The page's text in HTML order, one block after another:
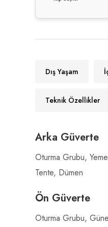
Dış Yaşam
Teknik Özellikler
Arka Güverte
Oturma Grubu,
Tente, Dümen
Ön Güverte
Oturma Grubu,